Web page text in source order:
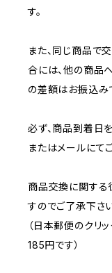
す。
また、同じ商品で
合には、他の商品
の差額はお振込み
必ず、商品到着日
またはメールにて
商品交換に関する
すのでご了承下さ
（日本郵便のクリ
185円です）